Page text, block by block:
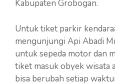
Kabupaten Grobogan.
Untuk tiket parkir
mengunjungi Api Abadi
untuk sepeda motor dan
tiket masuk obyek wisata
bisa berubah setiap